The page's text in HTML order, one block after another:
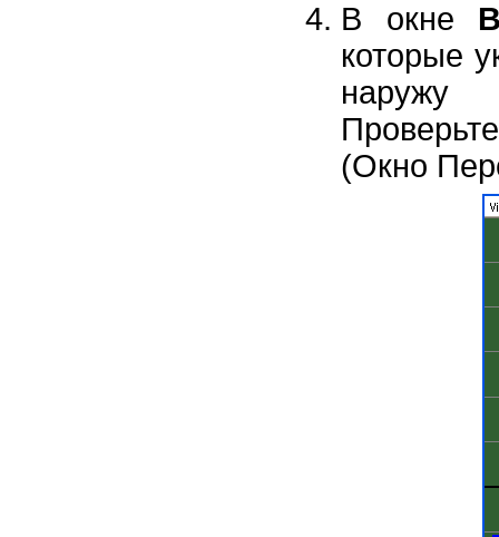
В окне
которые
наружу
(Окно